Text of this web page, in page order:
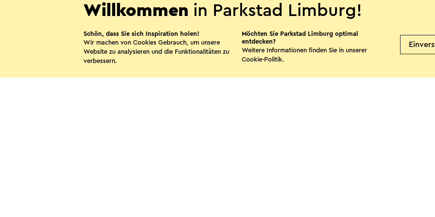
Eigenheimer B&B
Simpelveld
Buijsrogge
Willkommen in Parkstad Limburg!
Schön, dass Sie sich Inspiration holen!
Wir machen von Cookies Gebrauch, um unsere
Website zu analysieren und die Funktionalitäten zu
verbessern.
Möchten Sie Parkstad Limburg optimal
entdecken?
Weitere Informationen finden Sie in unserer
Cookie-Politik.